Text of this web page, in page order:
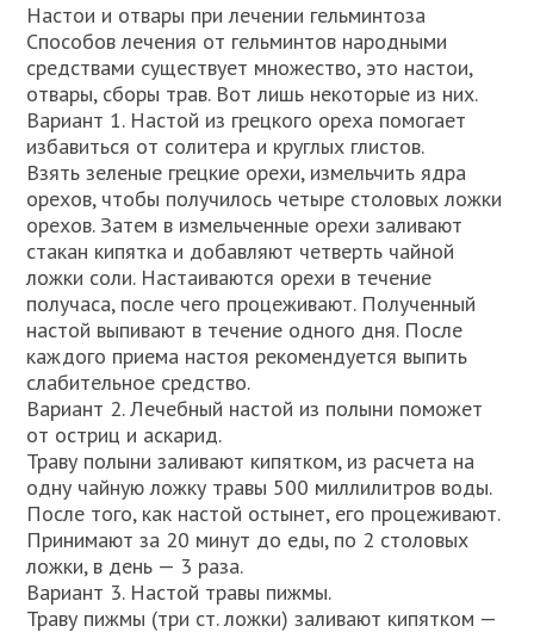
Настои и отвары при лечении гельминтоза
Способов лечения от гельминтов народными
средствами существует множество, это настои,
отвары, сборы трав. Вот лишь некоторые из них.
Вариант 1. Настой из грецкого ореха помогает
избавиться от солитера и круглых глистов.
Взять зеленые грецкие орехи, измельчить ядра
орехов, чтобы получилось четыре столовых ложки
орехов. Затем в измельченные орехи заливают
стакан кипятка и добавляют четверть чайной
ложки соли. Настаиваются орехи в течение
получаса, после чего процеживают. Полученный
настой выпивают в течение одного дня. После
каждого приема настоя рекомендуется выпить
слабительное средство.
Вариант 2. Лечебный настой из полыни поможет
от остриц и аскарид.
Траву полыни заливают кипятком, из расчета на
одну чайную ложку травы 500 миллилитров воды.
После того, как настой остынет, его процеживают.
Принимают за 20 минут до еды, по 2 столовых
ложки, в день — 3 раза.
Вариант 3. Настой травы пижмы.
Траву пижмы (три ст. ложки) заливают кипятком —